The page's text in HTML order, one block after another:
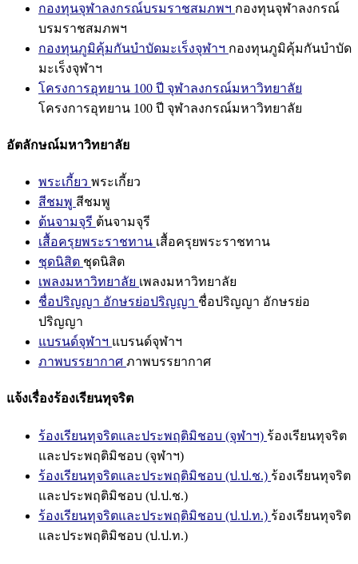
กองทุนจุฬาลงกรณ์บรมราชสมภพฯ กองทุนจุฬาลงกรณ์
บรมราชสมภพฯ
กองทุนภูมิคุ้มกันบำบัดมะเร็งจุฬาฯ กองทุนภูมิคุ้มกันบำบัด
มะเร็งจุฬาฯ
โครงการอุทยาน 100 ปี จุฬาลงกรณ์มหาวิทยาลัย
โครงการอุทยาน 100 ปี จุฬาลงกรณ์มหาวิทยาลัย
อัตลักษณ์มหาวิทยาลัย
พระเกี้ยว พระเกี้ยว
สีชมพู สีชมพู
ต้นจามจุรี ต้นจามจุรี
เสื้อครุยพระราชทาน เสื้อครุยพระราชทาน
ชุดนิสิต ชุดนิสิต
เพลงมหาวิทยาลัย เพลงมหาวิทยาลัย
ชื่อปริญญา อักษรย่อปริญญา ชื่อปริญญา อักษรย่อ
ปริญญา
แบรนด์จุฬาฯ แบรนด์จุฬาฯ
ภาพบรรยากาศ ภาพบรรยากาศ
แจ้งเรื่องร้องเรียนทุจริต
ร้องเรียนทุจริตและประพฤติมิชอบ (จุฬาฯ) ร้องเรียนทุจริต
และประพฤติมิชอบ (จุฬาฯ)
ร้องเรียนทุจริตและประพฤติมิชอบ (ป.ป.ช.) ร้องเรียนทุจริต
และประพฤติมิชอบ (ป.ป.ช.)
ร้องเรียนทุจริตและประพฤติมิชอบ (ป.ป.ท.) ร้องเรียนทุจริต
และประพฤติมิชอบ (ป.ป.ท.)